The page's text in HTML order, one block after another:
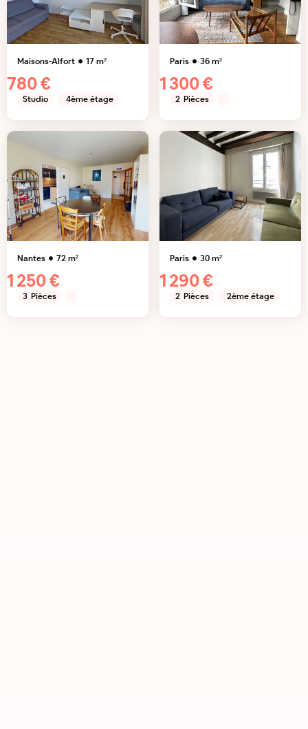
Maisons-Alfort 17m²
780 €
Studio 4ème étage
Paris 36m²
1 300 €
2 Pièces
Nantes 72m²
1 250 €
3 Pièces
Paris 30m²
1 290 €
2 Pièces 2ème étage